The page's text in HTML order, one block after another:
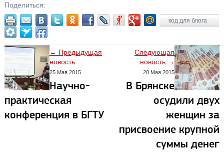
Поделиться:
код для блога
← Предыдущая
новость
25 Мая 2015
Научно-
практическая
конференция в БГТУ
Следующая
новость →
28 Мая 2015
В Брянске
осудили двух
женщин за
присвоение крупной
суммы денег